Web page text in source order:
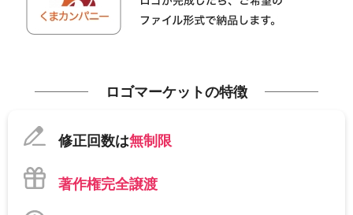
ロゴマーケットの特徴
修正回数は無制限
著作権完全譲渡